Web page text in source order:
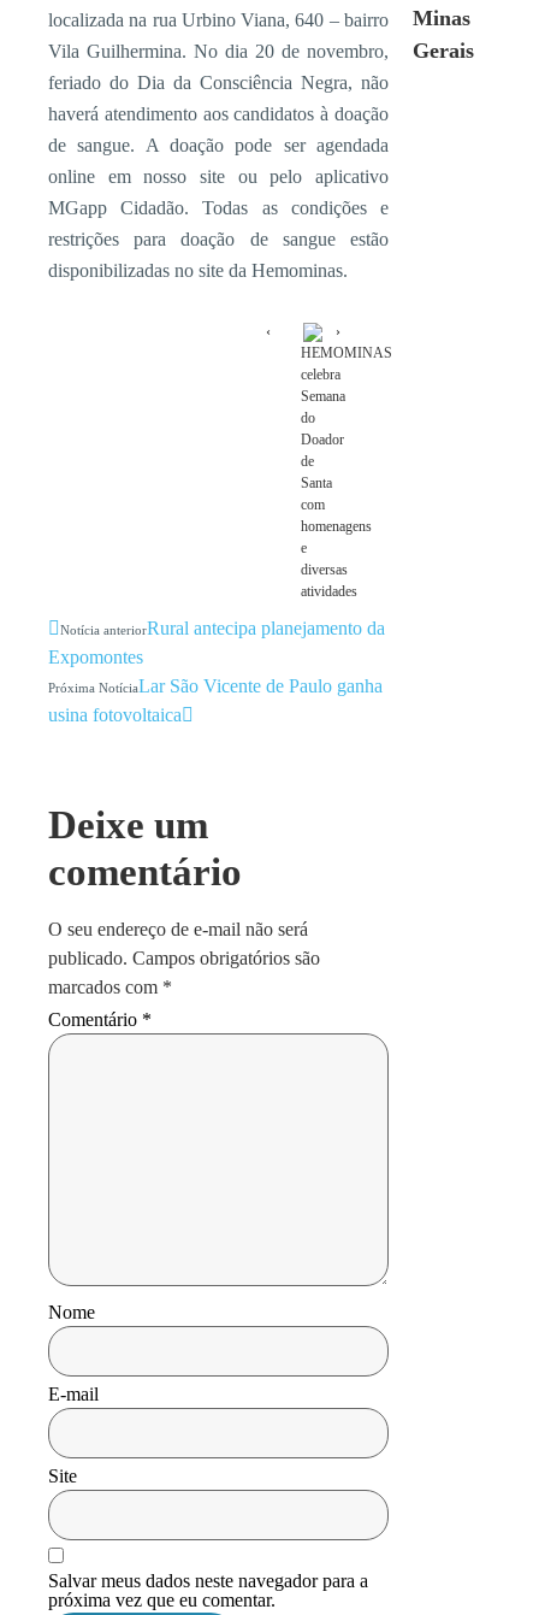
localizada na rua Urbino Viana, 640 – bairro
Vila Guilhermina. No dia 20 de novembro,
feriado do Dia da Consciência Negra, não
haverá atendimento aos candidatos à doação
de sangue. A doação pode ser agendada
online em nosso site ou pelo aplicativo
MGapp Cidadão. Todas as condições e
restrições para doação de sangue estão
disponibilizadas no site da Hemominas.
HEMOMINAS
celebra
Semana
do
Doador
de
Santa
com
homenagens
e
diversas
atividades
Notícia anteriorRural antecipa planejamento da
Expomontes
Próxima NotíciaLar São Vicente de Paulo ganha
usina fotovoltaica
Deixe um
comentário
O seu endereço de e-mail não será
publicado. Campos obrigatórios são
marcados com *
Comentário *
Nome
E-mail
Site
Salvar meus dados neste navegador para a
próxima vez que eu comentar.
Minas
Gerais